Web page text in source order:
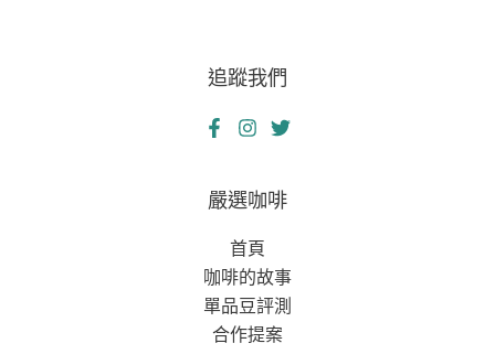
追蹤我們
嚴選咖啡
首頁
咖啡的故事
單品豆評測
合作提案